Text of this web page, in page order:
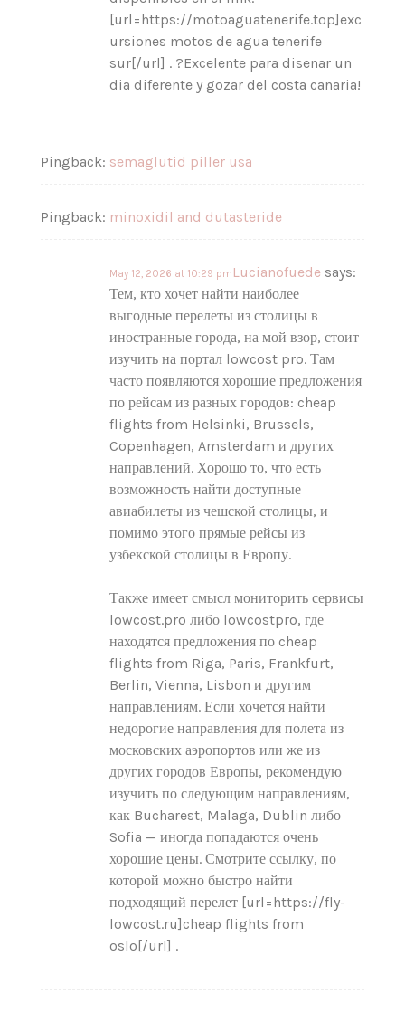
[url=https://motoaguatenerife.top]exc
ursiones motos de agua tenerife
sur[/url] . ?Excelente para disenar un
dia diferente y gozar del costa canaria!
Pingback: semaglutid piller usa
Pingback: minoxidil and dutasteride
Lucianofuede says:
May 12, 2026 at 10:29 pm
Тем, кто хочет найти наиболее
выгодные перелеты из столицы в
иностранные города, на мой взор, стоит
изучить на портал lowcost pro. Там
часто появляются хорошие предложения
по рейсам из разных городов: cheap
flights from Helsinki, Brussels,
Copenhagen, Amsterdam и других
направлений. Хорошо то, что есть
возможность найти доступные
авиабилеты из чешской столицы, и
помимо этого прямые рейсы из
узбекской столицы в Европу.
Также имеет смысл мониторить сервисы
lowcost.pro либо lowcostpro, где
находятся предложения по cheap
flights from Riga, Paris, Frankfurt,
Berlin, Vienna, Lisbon и другим
направлениям. Если хочется найти
недорогие направления для полета из
московских аэропортов или же из
других городов Европы, рекомендую
изучить по следующим направлениям,
как Bucharest, Malaga, Dublin либо
Sofia — иногда попадаются очень
хорошие цены. Смотрите ссылку, по
которой можно быстро найти
подходящий перелет [url=https://fly-
lowcost.ru]cheap flights from
oslo[/url] .